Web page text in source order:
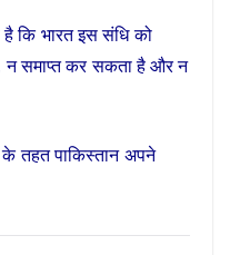
है कि भारत इस संधि को
न समाप्त कर सकता है और न
के तहत पाकिस्तान अपने